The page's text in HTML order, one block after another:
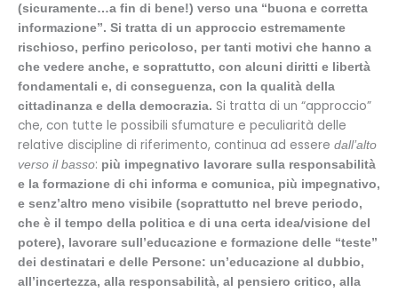
(sicuramente…a fin di bene!) verso una “buona e corretta
informazione”. Si tratta di un approccio estremamente
rischioso, perfino pericoloso, per tanti motivi che hanno a
che vedere anche, e soprattutto, con alcuni diritti e libertà
fondamentali e, di conseguenza, con la qualità della
cittadinanza e della democrazia. Si tratta di un “approccio”
che, con tutte le possibili sfumature e peculiarità delle
relative discipline di riferimento, continua ad essere dall’alto
verso il basso: più impegnativo lavorare sulla responsabilità
e la formazione di chi informa e comunica, più impegnativo,
e senz’altro meno visibile (soprattutto nel breve periodo,
che è il tempo della politica e di una certa idea/visione del
potere), lavorare sull’educazione e formazione delle “teste”
dei destinatari e delle Persone: un’educazione al dubbio,
all’incertezza, alla responsabilità, al pensiero critico, alla